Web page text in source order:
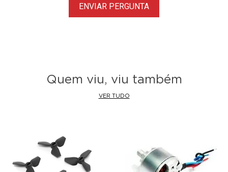
ENVIAR PERGUNTA
Quem viu, viu também
VER TUDO